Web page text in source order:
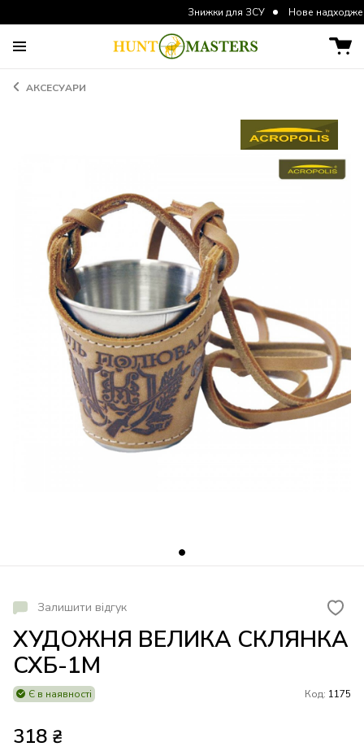
Знижки для ЗСУ Нове надходження
АКСЕСУАРИ
Залишити відгук
ХУДОЖНЯ ВЕЛИКА СКЛЯНКА
СХБ-1М
Є в наявності Код: 1175
318 ₴